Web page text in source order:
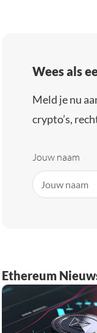
Wees als
Meld je nu
crypto’s,
Jouw naam
Ethereum